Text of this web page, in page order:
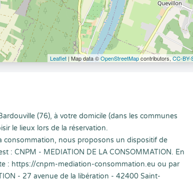
Leaflet | Map data ©OpenStreetMapcontributors,CC-BY-
(76), à votre domicile (dans les communes
le lieux lors de la réservation.
consommation, nous proposons un dispositif de
: CNPM - MEDIATION DE LA CONSOMMATION. En
: https://cnpm-mediation-consommation.eu ou par
- 27 avenue de la libération - 42400 Saint-